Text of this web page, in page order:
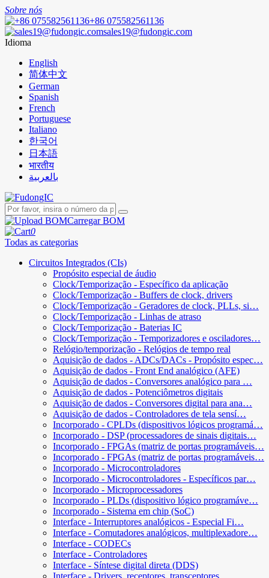
Sobre nós
+86 075582561136
sales19@fudongic.com
Idioma
English
简体中文
German
Spanish
French
Portuguese
Italiano
한국어
日本語
भारतीय
بالعربية
Carregar BOM
0
Todas as categorias
Circuitos Integrados (CIs)
Propósito especial de áudio
Clock/Temporização - Específico da aplicação
Clock/Temporização - Buffers de clock, drivers
Clock/Temporização - Geradores de clock, PLLs, si…
Clock/Temporização - Linhas de atraso
Clock/Temporização - Baterias IC
Clock/Temporização - Temporizadores e osciladores…
Relógio/temporização - Relógios de tempo real
Aquisição de dados - ADCs/DACs - Propósito espec…
Aquisição de dados - Front End analógico (AFE)
Aquisição de dados - Conversores analógico para …
Aquisição de dados - Potenciômetros digitais
Aquisição de dados - Conversores digital para ana…
Aquisição de dados - Controladores de tela sensí…
Incorporado - CPLDs (dispositivos lógicos programá…
Incorporado - DSP (processadores de sinais digitais…
Incorporado - FPGAs (matriz de portas programáveis…
Incorporado - FPGAs (matriz de portas programáveis…
Incorporado - Microcontroladores
Incorporado - Microcontroladores - Específicos par…
Incorporado - Microprocessadores
Incorporado - PLDs (dispositivo lógico programáve…
Incorporado - Sistema em chip (SoC)
Interface - Interruptores analógicos - Especial Fi…
Interface - Comutadores analógicos, multiplexadore…
Interface - CODECs
Interface - Controladores
Interface - Síntese digital direta (DDS)
Interface - Drivers, receptores, transceptores